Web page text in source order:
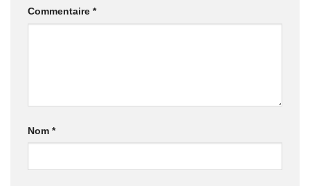
Commentaire *
Nom *